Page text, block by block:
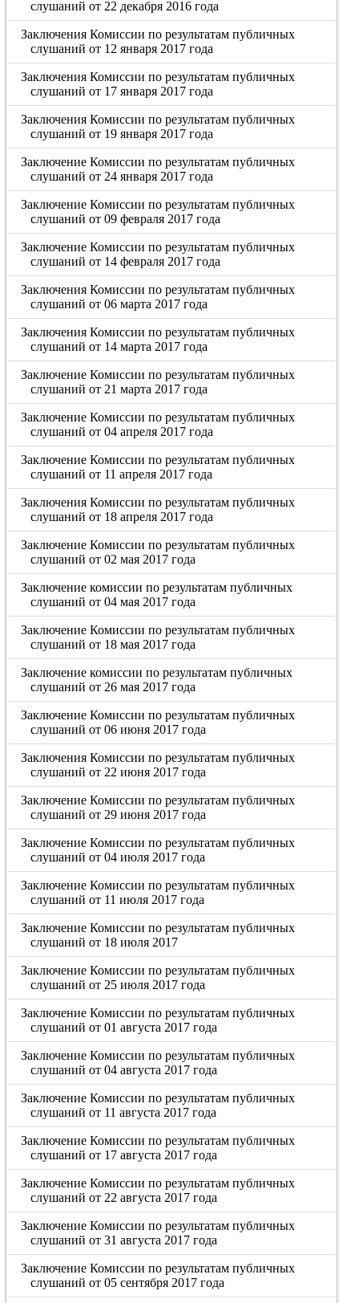
слушаний от 22 декабря 2016 года
Заключения Комиссии по результатам публичных
слушаний от 12 января 2017 года
Заключения Комиссии по результатам публичных
слушаний от 17 января 2017 года
Заключения Комиссии по результатам публичных
слушаний от 19 января 2017 года
Заключение Комиссии по результатам публичных
слушаний от 24 января 2017 года
Заключение Комиссии по результатам публичных
слушаний от 09 февраля 2017 года
Заключение Комиссии по результатам публичных
слушаний от 14 февраля 2017 года
Заключения Комиссии по результатам публичных
слушаний от 06 марта 2017 года
Заключения Комиссии по результатам публичных
слушаний от 14 марта 2017 года
Заключение Комиссии по результатам публичных
слушаний от 21 марта 2017 года
Заключение Комиссии по результатам публичных
слушаний от 04 апреля 2017 года
Заключение Комиссии по результатам публичных
слушаний от 11 апреля 2017 года
Заключения Комиссии по результатам публичных
слушаний от 18 апреля 2017 года
Заключение Комиссии по результатам публичных
слушаний от 02 мая 2017 года
Заключение комиссии по результатам публичных
слушаний от 04 мая 2017 года
Заключение Комиссии по результатам публичных
слушаний от 18 мая 2017 года
Заключение комиссии по результатам публичных
слушаний от 26 мая 2017 года
Заключение Комиссии по результатам публичных
слушаний от 06 июня 2017 года
Заключения Комиссии по результатам публичных
слушаний от 22 июня 2017 года
Заключение Комиссии по результатам публичных
слушаний от 29 июня 2017 года
Заключение Комиссии по результатам публичных
слушаний от 04 июля 2017 года
Заключение Комиссии по результатам публичных
слушаний от 11 июля 2017 года
Заключение Комиссии по результатам публичных
слушаний от 18 июля 2017
Заключение Комиссии по результатам публичных
слушаний от 25 июля 2017 года
Заключение Комиссии по результатам публичных
слушаний от 01 августа 2017 года
Заключение Комиссии по результатам публичных
слушаний от 04 августа 2017 года
Заключение Комиссии по результатам публичных
слушаний от 11 августа 2017 года
Заключение Комиссии по результатам публичных
слушаний от 17 августа 2017 года
Заключение Комиссии по результатам публичных
слушаний от 22 августа 2017 года
Заключение Комиссии по результатам публичных
слушаний от 31 августа 2017 года
Заключение Комиссии по результатам публичных
слушаний от 05 сентября 2017 года